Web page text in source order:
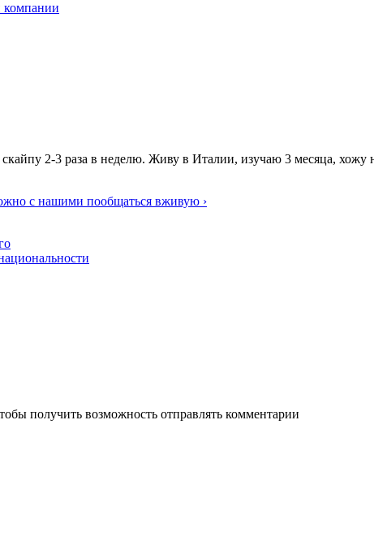
компании
2-3 раза в неделю. Живу в Италии, изучаю 3 месяца,
с нашими пообщаться вживую ›
получить возможность отправлять комментарии